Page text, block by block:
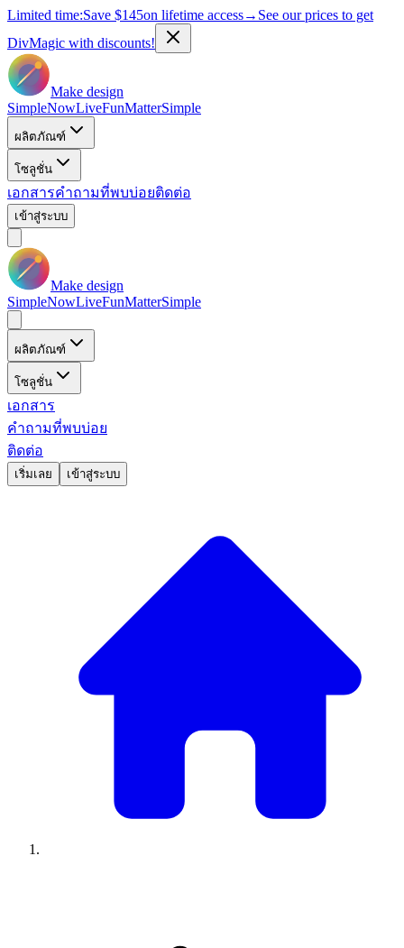
Limited time:Save $145on lifetime access→ See our prices to get
DivMagic with discounts!
Make design
SimpleNowLiveFunMatterSimple
ผลิตภัณฑ์
โซลูชั่น
เอกสารคำถามที่พบบ่อยติดต่อ
เข้าสู่ระบบ
Make design
SimpleNowLiveFunMatterSimple
ผลิตภัณฑ์
โซลูชั่น
เอกสาร
คำถามที่พบบ่อย
ติดต่อ
เริ่มเลย เข้าสู่ระบบ